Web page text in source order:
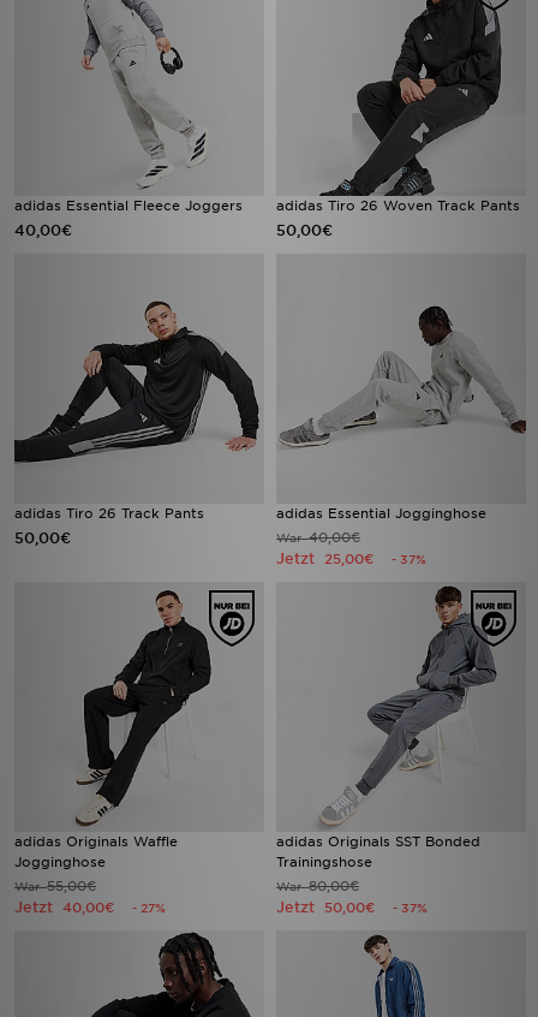
adidas Essential Fleece Joggers
40,00€
adidas Tiro 26 Woven Track Pants
50,00€
adidas Tiro 26 Track Pants
50,00€
adidas Essential Jogginghose
War40,00€
Jetzt 25,00€ - 37%
adidas Originals Waffle
Jogginghose
War55,00€
Jetzt 40,00€ - 27%
adidas Originals SST Bonded
Trainingshose
War80,00€
Jetzt 50,00€ - 37%